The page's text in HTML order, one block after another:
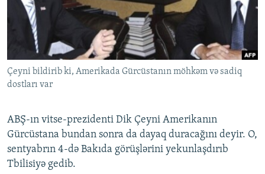
İNFOQRAFIKA
KARIKATURA
AZƏRBAYCAN ƏDƏBIYYATI KITABXANASI
İSLAM VƏ DEMOKRATIYA
İZ - MƏDƏNIYYƏT PROQRAMI
MISSIYAMIZ
PEŞƏ ETIKASI VƏ JURNALISTIKA STANDARTLARIMIZ
MATERIALLARIMIZDAN ISTIFADƏ
AZADLIQRADIOSU MOBIL TELEFONUNUZDA
XƏBƏR BÜLLETENLƏRIMIZ
BIZI IZLƏ
RFE/RL-in bütün saytları
Çeyni bildirib ki, Amerikada Gürcüstanın möhkəm və sadiq
dostları var
ABŞ-ın vitse-prezidenti Dik Çeyni Amerikanın
Gürcüstana bundan sonra da dayaq duracağını deyir. O,
sentyabrın 4-də Bakıda görüşlərini yekunlaşdırıb
Tbilisiyə gedib.